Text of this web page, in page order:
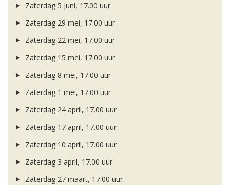
Zaterdag 5 juni, 17.00 uur
Zaterdag 29 mei, 17.00 uur
Zaterdag 22 mei, 17.00 uur
Zaterdag 15 mei, 17.00 uur
Zaterdag 8 mei, 17.00 uur
Zaterdag 1 mei, 17.00 uur
Zaterdag 24 april, 17.00 uur
Zaterdag 17 april, 17.00 uur
Zaterdag 10 april, 17.00 uur
Zaterdag 3 april, 17.00 uur
Zaterdag 27 maart, 17.00 uur